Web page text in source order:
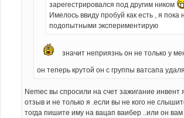
зарегестрировался под другим ником
Имелось ввиду пробуй как есть , я пока
подопытными экспериментирую
значит неприязнь он не только у
он теперь крутой он с группы ватсапа
Nemec вы спросили на счет зажигание инвент
отзыв и не только я .если вы не кого не
тогда пишите иму на вацап ваибер ..или он вам